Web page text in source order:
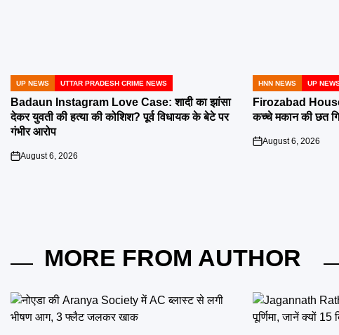
POSTED
IN
UP NEWS UTTAR PRADESH CRIME NEWS
Badaun Instagram Love Case: शादी का झांसा
देकर युवती की हत्या की कोशिश? पूर्व विधायक के बेटे पर
गंभीर आरोप
on
August 6, 2026
POSTED
IN
HNN NEWS UP
Firozabad
कच्चे मकान की छत
on
August 6, 2026
MORE FROM AUTHOR